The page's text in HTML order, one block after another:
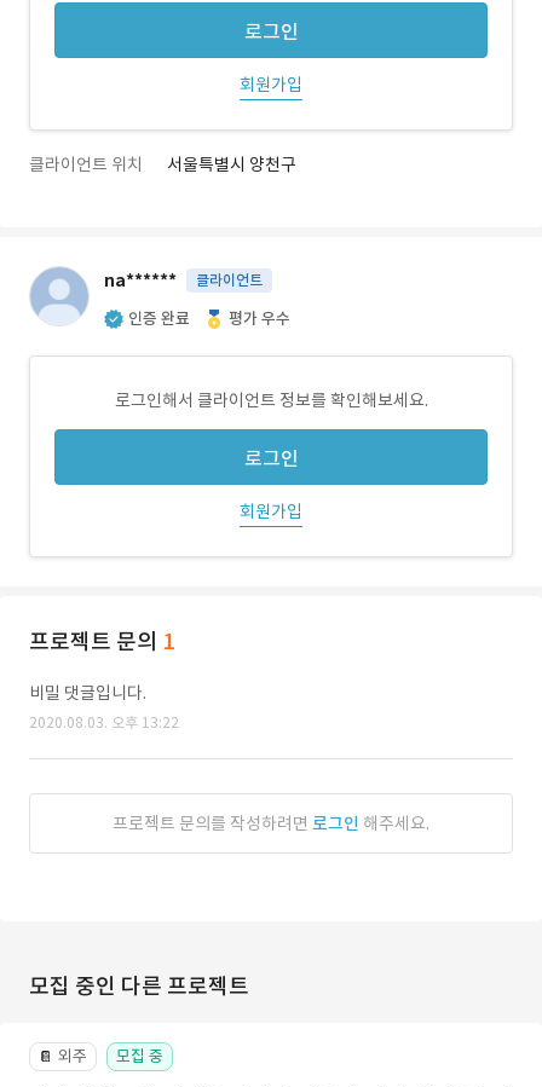
로그인
회원가입
클라이언트 위치 서울특별시 양천구
na****** 클라이언트
인증 완료 평가 우수
로그인해서 클라이언트 정보를 확인해보세요.
로그인
회원가입
프로젝트 문의 1
비밀 댓글입니다.
2020.08.03. 오후 13:22
프로젝트 문의를 작성하려면 로그인 해주세요.
모집 중인 다른 프로젝트
📔 외주 모집 중